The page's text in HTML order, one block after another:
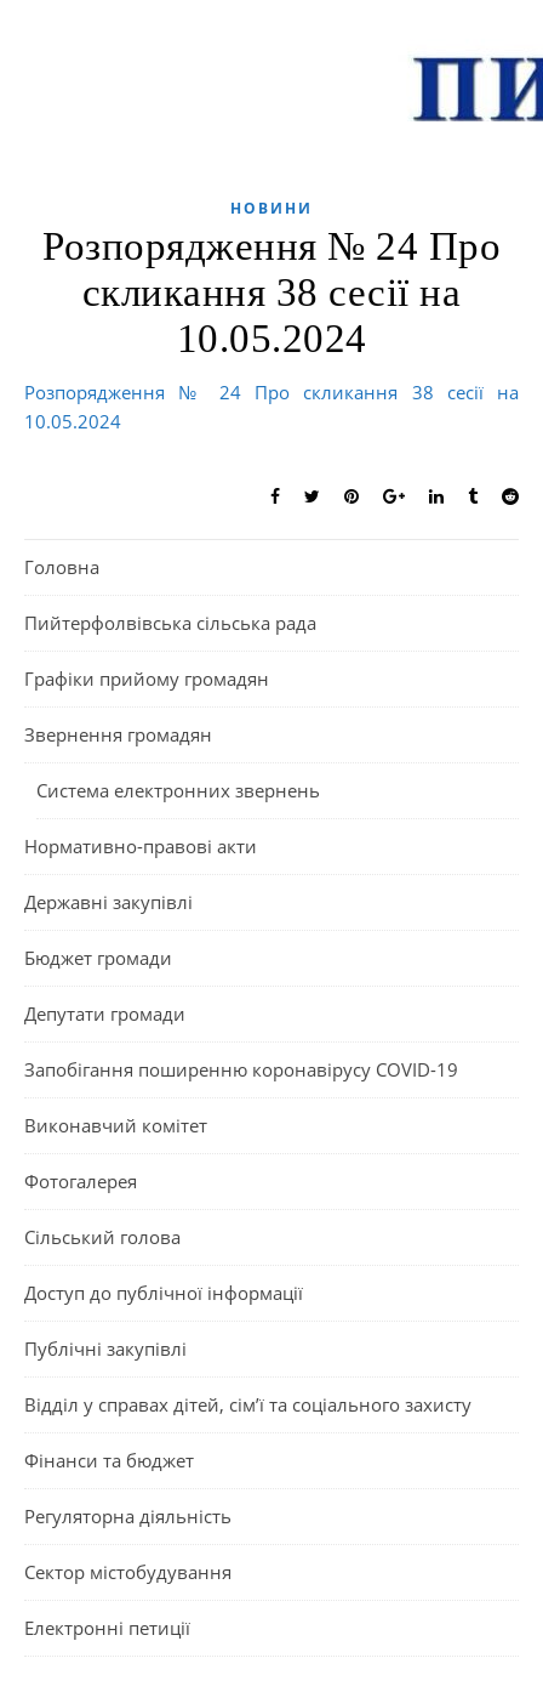
НОВИНИ
Розпорядження № 24 Про
скликання 38 сесії на
10.05.2024
Розпорядження № 24 Про скликання 38 сесії на
10.05.2024
Головна
Пийтерфолвівська сільська рада
Графіки прийому громадян
Звернення громадян
Система електронних звернень
Нормативно-правові акти
Державні закупівлі
Бюджет громади
Депутати громади
Запобігання поширенню коронавірусу COVID-19
Виконавчий комітет
Фотогалерея
Сільський голова
Доступ до публічної інформації
Публічні закупівлі
Відділ у справах дітей, сім’ї та соціального захисту
Фінанси та бюджет
Регуляторна діяльність
Сектор містобудування
Електронні петиції